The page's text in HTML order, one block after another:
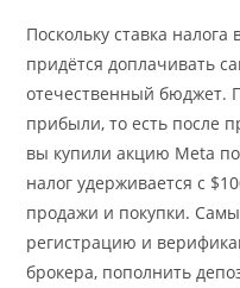
Поскольку ставка
придётся доплачивать
отечественный бюджет.
прибыли, то есть после
вы купили акцию Meta
налог удерживается с
продажи и покупки.
регистрацию и
брокера, пополнить